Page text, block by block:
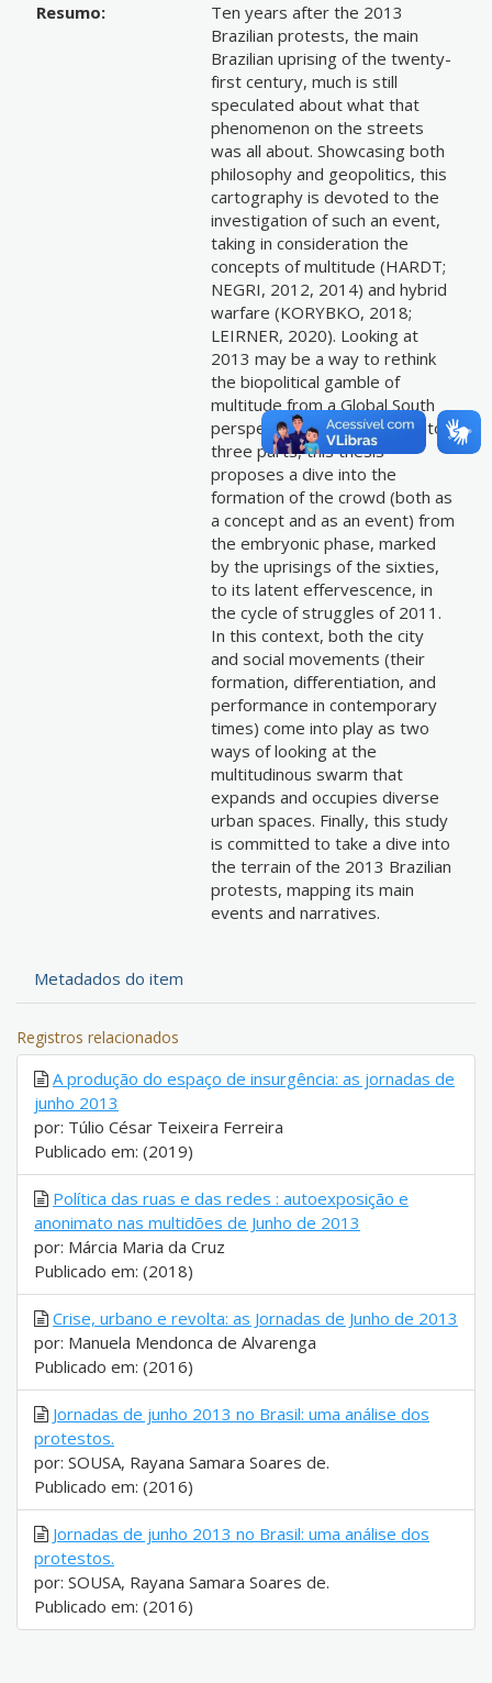
Resumo:
Ten years after the 2013
Brazilian protests, the main
Brazilian uprising of the twenty-
first century, much is still
speculated about what that
phenomenon on the streets
was all about. Showcasing both
philosophy and geopolitics, this
cartography is devoted to the
investigation of such an event,
taking in consideration the
concepts of multitude (HARDT;
NEGRI, 2012, 2014) and hybrid
warfare (KORYBKO, 2018;
LEIRNER, 2020). Looking at
2013 may be a way to rethink
the biopolitical gamble of
multitude from a Global South
perspective. Thus, divided into
three parts, this thesis
proposes a dive into the
formation of the crowd (both as
a concept and as an event) from
the embryonic phase, marked
by the uprisings of the sixties,
to its latent effervescence, in
the cycle of struggles of 2011.
In this context, both the city
and social movements (their
formation, differentiation, and
performance in contemporary
times) come into play as two
ways of looking at the
multitudinous swarm that
expands and occupies diverse
urban spaces. Finally, this study
is committed to take a dive into
the terrain of the 2013 Brazilian
protests, mapping its main
events and narratives.
Metadados do item
Registros relacionados
A produção do espaço de insurgência: as jornadas de
junho 2013
por: Túlio César Teixeira Ferreira
Publicado em: (2019)
Política das ruas e das redes : autoexposição e
anonimato nas multidões de Junho de 2013
por: Márcia Maria da Cruz
Publicado em: (2018)
Crise, urbano e revolta: as Jornadas de Junho de 2013
por: Manuela Mendonca de Alvarenga
Publicado em: (2016)
Jornadas de junho 2013 no Brasil: uma análise dos
protestos.
por: SOUSA, Rayana Samara Soares de.
Publicado em: (2016)
Jornadas de junho 2013 no Brasil: uma análise dos
protestos.
por: SOUSA, Rayana Samara Soares de.
Publicado em: (2016)